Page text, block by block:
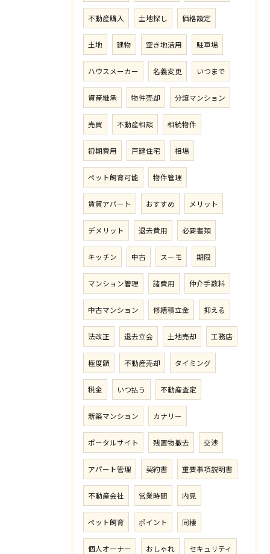
不動産購入 土地探し 価格設定
土地 建物 空き地活用 駐車場
ハウスメーカー 名義変更 いつまで
資産継承 物件売却 分譲マンション
売買 不動産相談 相続物件
初期費用 戸建住宅 相場
ペット飼育可能 物件管理
賃貸アパート おすすめ メリット
デメリット 退去費用 必要書類
キッチン 中古 スーモ 期限
マンション管理 諸費用 仲介手数料
中古マンション 修繕積立金 抑える
法改正 退去立会 土地売却 工務店
極度額 不動産売却 タイミング
税金 いつ払う 不動産査定
新築マンション カナリー
ポータルサイト 残置物撤去 交渉
アパート管理 契約書 重要事項説明書
不動産会社 営業時間 内見
ペット飼育 ポイント 同棲
個人オーナー おしゃれ セキュリティ